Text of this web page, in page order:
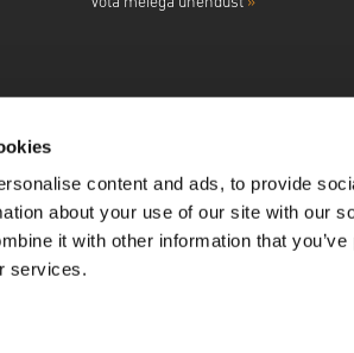
content and ads, to provide
about your use of our site with our
it with other information that
services.